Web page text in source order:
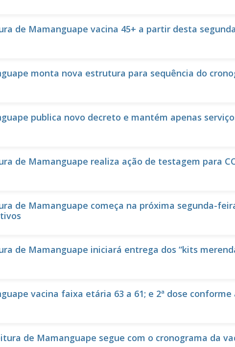
de Mamanguape vacina 45+ a partir desta
monta nova estrutura para sequência do
publica novo decreto e mantém apenas
de Mamanguape realiza ação de testagem para
de Mamanguape começa na próxima segunda-
de Mamanguape iniciará entrega dos “kits
vacina faixa etária 63 a 61; e 2ª dose
de Mamanguape segue com o cronograma da